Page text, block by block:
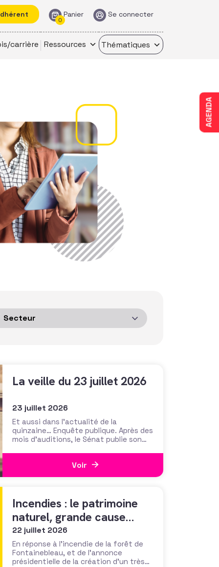
Panier
0
Se connecter
carrière Ressources Thématiques
AGENDA
La veille du 23 juillet 2026
23 juillet 2026
Et aussi dans l’actualité de la
quinzaine… Enquête publique. Après des
mois d’auditions, le Sénat publie son
s’interroge sur leur influence
prévention des conflits d’intérêt et
définition
Voir
Incendies : le patrimoine
naturel, grande cause
nationale ?
22 juillet 2026
En réponse à l’incendie de la forêt de
Fontainebleau, et de l’annonce
présidentielle de la création d’un très